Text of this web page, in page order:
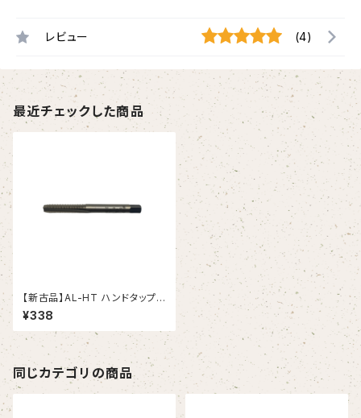
レビュー (4)
最近チェックした商品
【新古品】AL-HT ハンドタップ
Ｍ6X1 アルミニウム合金用（OS
G）
¥338
同じカテゴリの商品